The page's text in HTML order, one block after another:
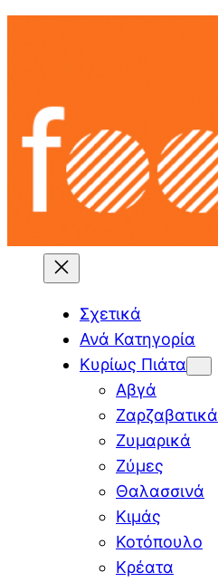
Skip
Σχετικά
Ανά Κατηγορία
Κυρίως Πιάτα
Αβγά
Ζαρζαβατικά
Ζυμαρικά
Ζύμες
Θαλασσινά
Κιμάς
Κοτόπουλο
Κρέατα